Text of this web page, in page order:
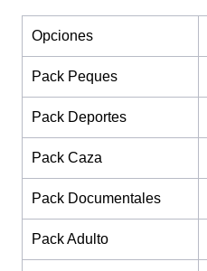
Opciones
Pack Peques
Pack Deportes
Pack Caza
Pack Documentales
Pack Adulto